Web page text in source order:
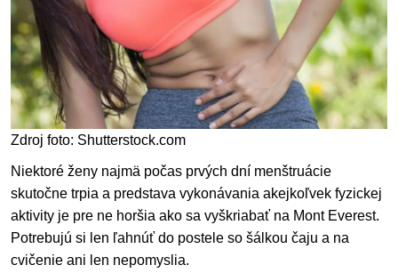
Zdroj foto: Shutterstock.com
Niektoré ženy najmä počas prvých dní menštruácie
skutočne trpia a predstava vykonávania akejkoľvek fyzickej
aktivity je pre ne horšia ako sa vyškriabať na Mont Everest.
Potrebujú si len ľahnúť do postele so šálkou čaju a na
cvičenie ani len nepomyslia.